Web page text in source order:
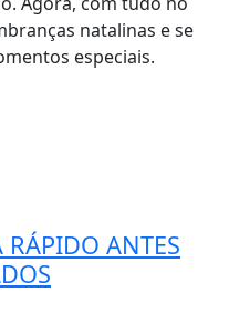
natalinas e se
especiais.
ANTES